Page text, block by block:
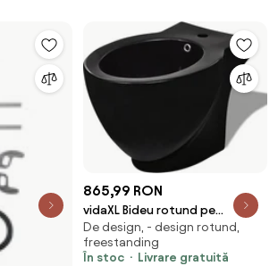
865,99 RON
vidaXL Bideu rotund pe
pardoseală, negru, ceramică
calitate superioară
De design, - design rotund,
freestanding
În stoc
Livrare gratuită